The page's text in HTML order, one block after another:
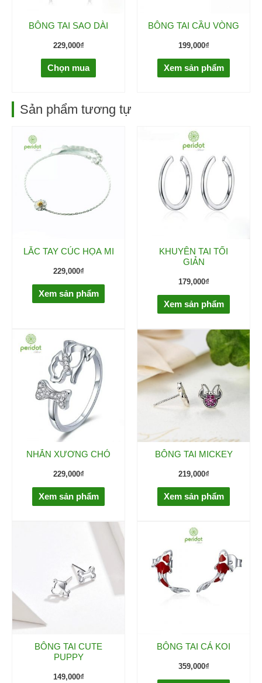
BÔNG TAI SAO DÀI
229,000₫
Chọn mua
BÔNG TAI CẦU VÒNG
199,000₫
Xem sản phẩm
Sản phẩm tương tự
LẮC TAY CÚC HỌA MI
229,000₫
Xem sản phẩm
KHUYÊN TAI TỐI
GIẢN
179,000₫
Xem sản phẩm
NHẪN XƯƠNG CHÓ
229,000₫
Xem sản phẩm
BÔNG TAI MICKEY
219,000₫
Xem sản phẩm
BÔNG TAI CUTE
PUPPY
149,000₫
BÔNG TAI CÁ KOI
359,000₫